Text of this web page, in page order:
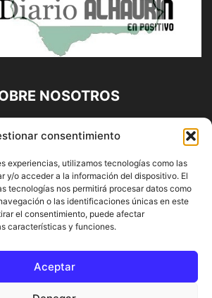
consentimiento
experiencias, utilizamos tecnologías como las
y/o acceder a la información del dispositivo. El
tecnologías nos permitirá procesar datos como
o las identificaciones únicas en este
el consentimiento, puede afectar
características y funciones.
Aceptar
NOSOTROS
Propiedad de
López | 639 95 71 95 | Noticias de
la Torre, Málaga y Provincia|
info@alhaurindelatorre.com
SÍGUENOS